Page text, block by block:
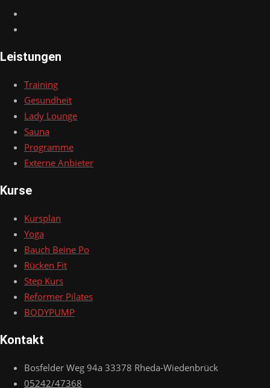
Leistungen
Training
Gesundheit
Lady Lounge
Sauna
Programme
Externe Anbieter
Kurse
Kursplan
Yoga
Bauch Beine Po
Rücken Fit
Step Kurs
Reformer Pilates
BODYPUMP
Kontakt
Bosfelder Weg 94a 33378 Rheda-Wiedenbrück
05242/47368